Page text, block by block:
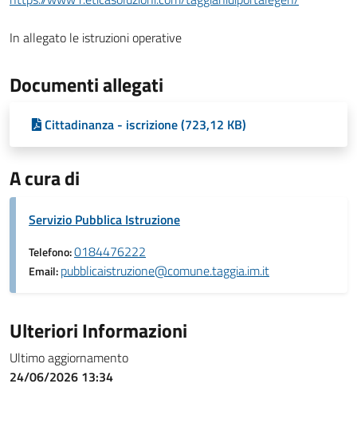
In allegato le istruzioni operative
Documenti allegati
Cittadinanza - iscrizione (723,12 KB)
A cura di
Servizio Pubblica Istruzione
Telefono:0184476222
Email:pubblicaistruzione@comune.taggia.im.it
Ulteriori Informazioni
Ultimo aggiornamento
24/06/2026 13:34